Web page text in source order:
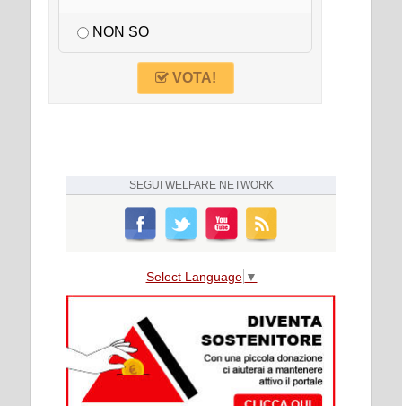
NON SO
VOTA!
SEGUI WELFARE NETWORK
Select Language ▼